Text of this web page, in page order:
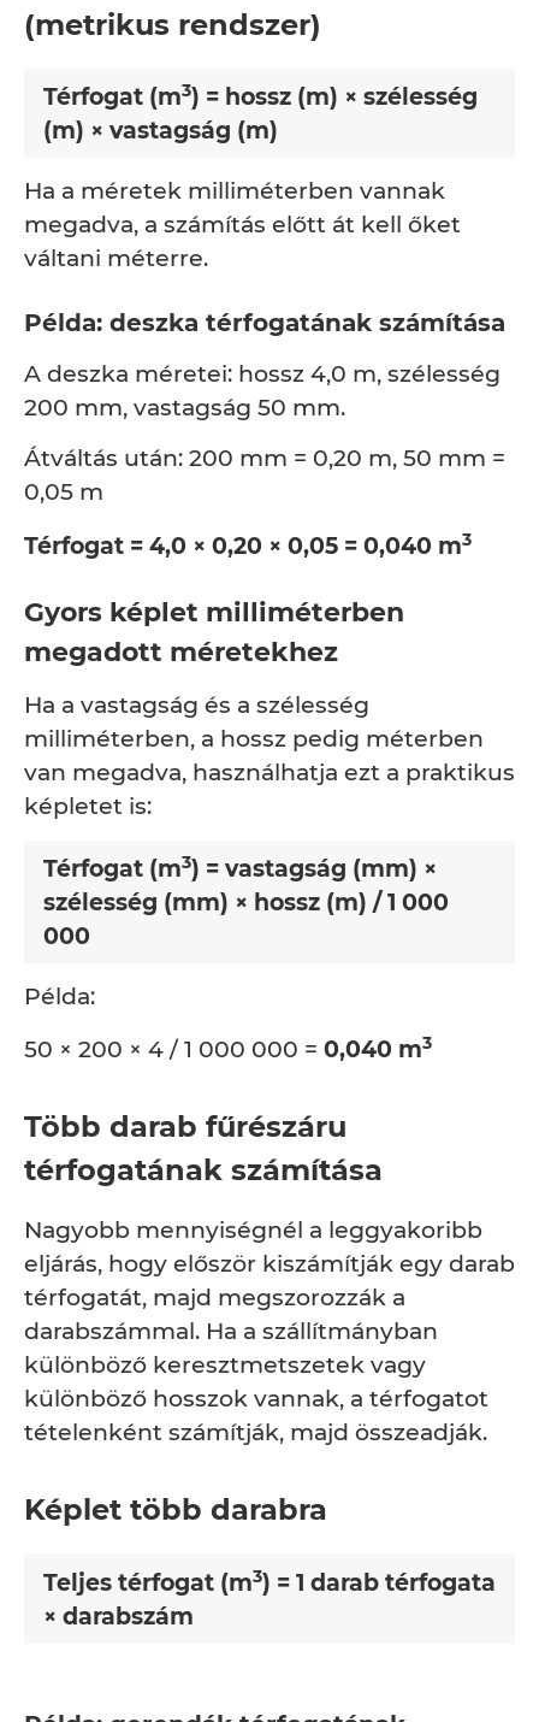
(metrikus rendszer)
Térfogat (m3) = hossz (m) × szélesség
(m) × vastagság (m)
Ha a méretek milliméterben vannak
megadva, a számítás előtt át kell őket
váltani méterre.
Példa: deszka térfogatának számítása
A deszka méretei: hossz 4,0 m, szélesség
200 mm, vastagság 50 mm.
Átváltás után: 200 mm = 0,20 m, 50 mm =
0,05 m
Térfogat = 4,0 × 0,20 × 0,05 = 0,040 m3
Gyors képlet milliméterben
megadott méretekhez
Ha a vastagság és a szélesség
milliméterben, a hossz pedig méterben
van megadva, használhatja ezt a praktikus
képletet is:
Térfogat (m3) = vastagság (mm) ×
szélesség (mm) × hossz (m) / 1 000
000
Példa:
50 × 200 × 4 / 1 000 000 = 0,040 m3
Több darab fűrészáru
térfogatának számítása
Nagyobb mennyiségnél a leggyakoribb
eljárás, hogy először kiszámítják egy darab
térfogatát, majd megszorozzák a
darabszámmal. Ha a szállítmányban
különböző keresztmetszetek vagy
különböző hosszok vannak, a térfogatot
tételenként számítják, majd összeadják.
Képlet több darabra
Teljes térfogat (m3) = 1 darab térfogata
× darabszám